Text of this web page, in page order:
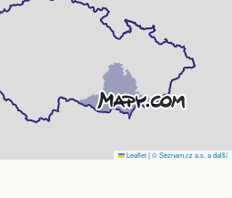
Leaflet|© Seznam.cz a.s. a další